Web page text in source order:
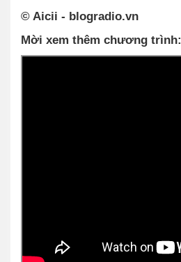
© Aicii - blogradio.vn
Mời xem thêm chương trình: